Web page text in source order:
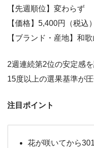
【先週順位】変わらず
【価格】5,400円（税込）
【ブランド・産地】和
2週連続第2位の安定感
15度以上の選果基準が
注目ポイント
花が咲いてから